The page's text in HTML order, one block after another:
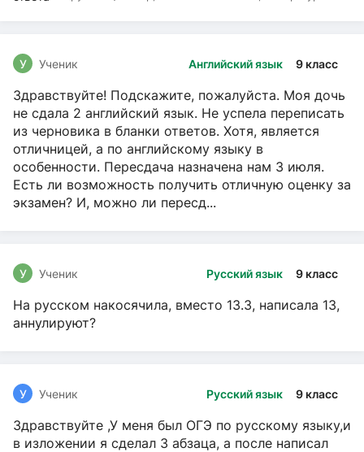
Английский язык 9 класс
У Ученик
Здравствуйте! Подскажите, пожалуйста. Моя дочь
не сдала 2 английский язык. Не успела переписать
из черновика в бланки ответов. Хотя, является
отличницей, а по английскому языку в
особенности. Пересдача назначена нам 3 июля.
Есть ли возможность получить отличную оценку за
экзамен? И, можно ли пересд...
Русский язык 9 класс
У Ученик
На русском накосячила, вместо 13.3, написала 13,
аннулируют?
Русский язык 9 класс
У Ученик
Здравствуйте ,У меня был ОГЭ по русскому языку,и
в изложении я сделал 3 абзаца, а после написал